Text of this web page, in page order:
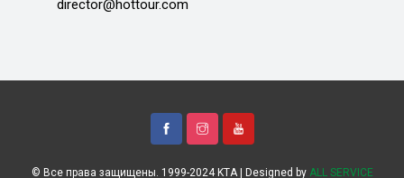
director@hottour.com
© Все права защищены. 1999-2024 KTA | Designed by ALL SERVICE